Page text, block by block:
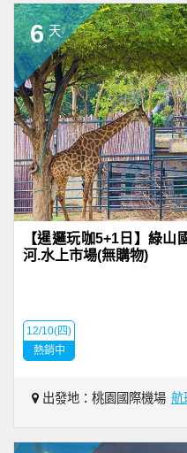
6 天
【暹邏玩咖5+1日】綠
河.水上市場(無購物)
12/10(四)
熱銷中
出發地：桃園國際機場 航